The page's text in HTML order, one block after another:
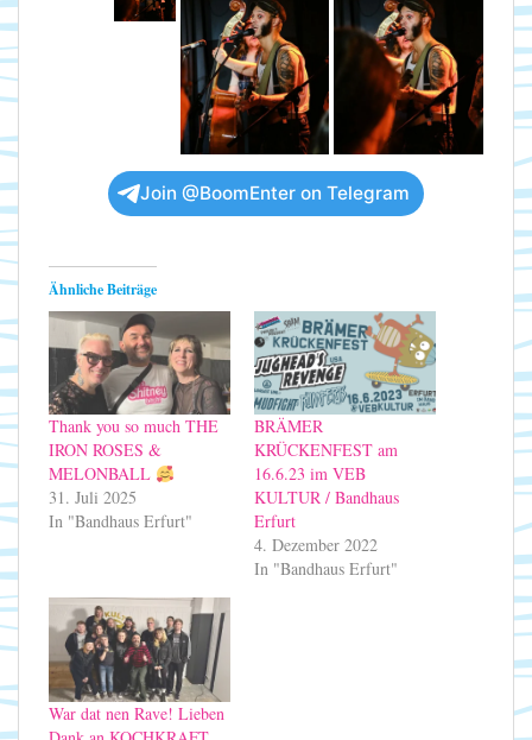
Join @BoomEnter on Telegram
Ähnliche Beiträge
Thank you so much THE
IRON ROSES &
MELONBALL
31. Juli 2025
In "Bandhaus Erfurt"
BRÄMER
KRÜCKENFEST am
16.6.23 im VEB
KULTUR / Bandhaus
Erfurt
4. Dezember 2022
In "Bandhaus Erfurt"
War dat nen Rave! Lieben